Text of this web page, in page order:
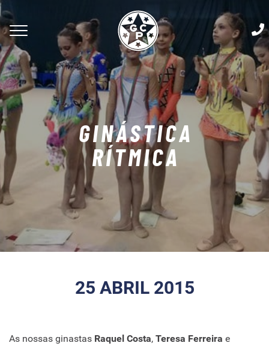
GINÁSTICA
RÍTMICA
25 ABRIL 2015
As nossas ginastas Raquel Costa, Teresa Ferreira e